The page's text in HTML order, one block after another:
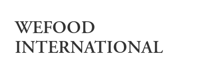
WEFOOD
INTERNATIONAL